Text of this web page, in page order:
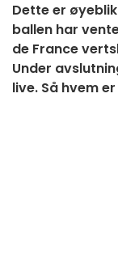
Dette er
ballen har
de France
Under
live. Så hvem